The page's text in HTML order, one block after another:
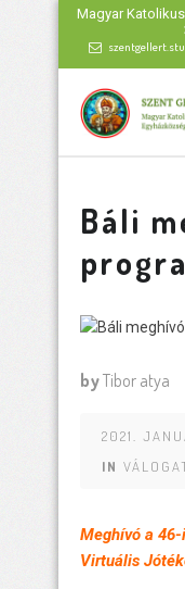
Magyar
Báli
byTibor atya
2021.
IN
Meghívó a
Virtuális